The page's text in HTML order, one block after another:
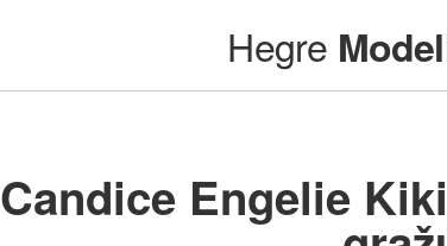
Hegre
Candice Engelie